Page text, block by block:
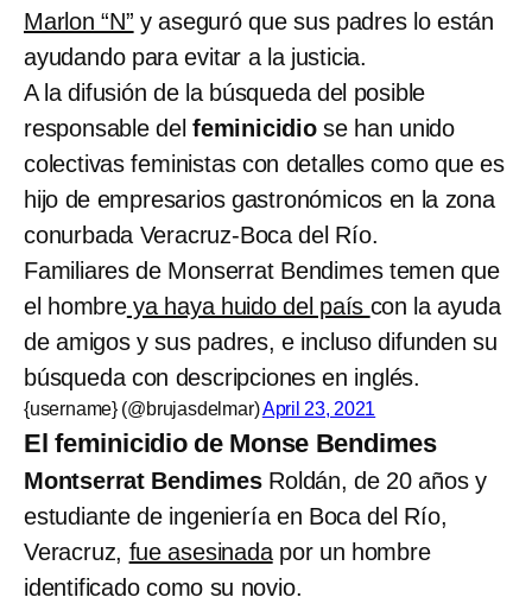
Marlon “N” y aseguró que sus padres lo están
ayudando para evitar a la justicia.
A la difusión de la búsqueda del posible
responsable delfeminicidiose han unido
colectivas feministas con detalles como que es
hijo de empresarios gastronómicos en la zona
conurbada Veracruz-Boca del Río.
Familiares de Monserrat Bendimes temen que
el hombreya haya huido del país con la ayuda
de amigos y sus padres, e incluso difunden su
búsqueda con descripciones en inglés.
{username} (@brujasdelmar)April 23, 2021
El feminicidio de Monse Bendimes
Montserrat Bendimes Roldán, de 20 años y
estudiante de ingeniería en Boca del Río,
Veracruz, fue asesinadapor un hombre
identificado como su novio.